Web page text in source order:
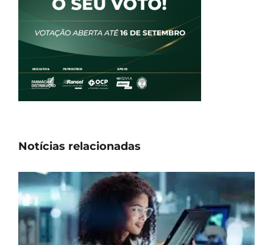
Notícias relacionadas